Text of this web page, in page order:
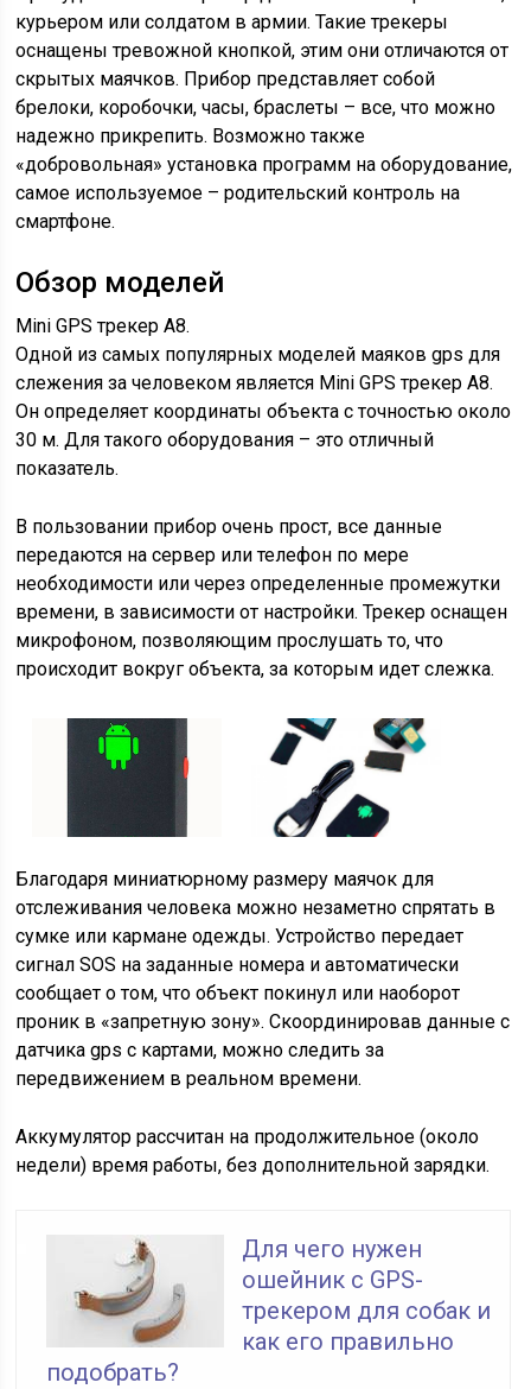
курьером или солдатом в армии. Такие трекеры
оснащены тревожной кнопкой, этим они отличаются от
скрытых маячков. Прибор представляет собой
брелоки, коробочки, часы, браслеты – все, что можно
надежно прикрепить. Возможно также
«добровольная» установка программ на оборудование,
самое используемое – родительский контроль на
смартфоне.
Обзор моделей
Mini GPS трекер A8.
Одной из самых популярных моделей маяков gps для
слежения за человеком является Mini GPS трекер A8.
Он определяет координаты объекта с точностью около
30 м. Для такого оборудования – это отличный
показатель.
В пользовании прибор очень прост, все данные
передаются на сервер или телефон по мере
необходимости или через определенные промежутки
времени, в зависимости от настройки. Трекер оснащен
микрофоном, позволяющим прослушать то, что
происходит вокруг объекта, за которым идет слежка.
Благодаря миниатюрному размеру маячок для
отслеживания человека можно незаметно спрятать в
сумке или кармане одежды. Устройство передает
сигнал SOS на заданные номера и автоматически
сообщает о том, что объект покинул или наоборот
проник в «запретную зону». Скоординировав данные с
датчика gps с картами, можно следить за
передвижением в реальном времени.
Аккумулятор рассчитан на продолжительное (около
недели) время работы, без дополнительной зарядки.
Для чего нужен
ошейник с GPS-
трекером для собак и
как его правильно
подобрать?